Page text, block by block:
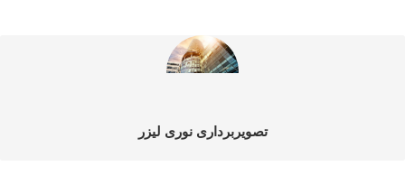
تصویربرداری نوری لیزر